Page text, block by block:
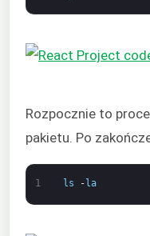
Rozpocznie to
pakietu. Po
1 ls - la